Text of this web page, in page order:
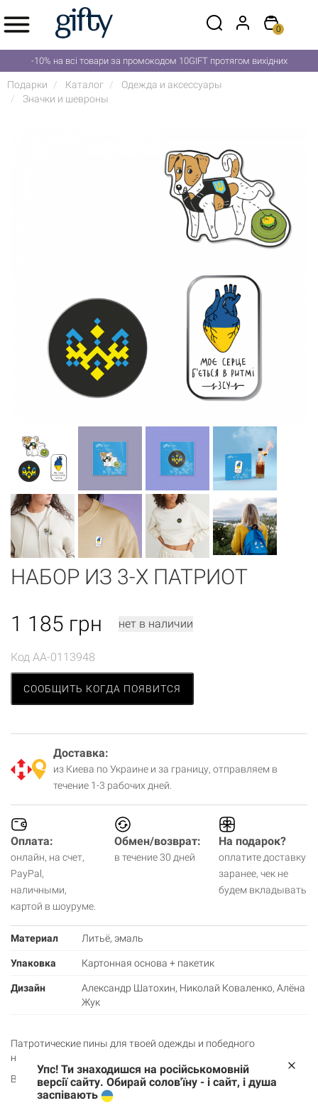
0
-10% на всі товари за промокодом 10GIFT протягом вихідних
Подарки Каталог
Одежда и аксессуары
Значки и шевроны
НАБОР ИЗ 3-Х ПАТРИОТ
1 185 грн нет в наличии
Код AA-0113948
СООБЩИТЬ КОГДА ПОЯВИТСЯ
Доставка:
из Киева по Украине и за границу, отправляем в
течение 1-3 рабочих дней.
Оплата:
онлайн, на счет,
PayPal,
наличными,
картой в шоуруме.
Обмен/возврат:
в течение 30 дней
На подарок?
оплатите доставку
заранее, чек не
будем вкладывать
Материал Литьё, эмаль
Упаковка Картонная основа + пакетик
Дизайн
Александр Шатохин, Николай Коваленко, Алёна
Жук
Патротические пины для твоей одежды и победного
настроения.
В наборе:
Значок Патрон
Упс! Ти знаходишся на російськомовній
версії сайту. Обирай солов'їну - і сайт, і душа
заспівають